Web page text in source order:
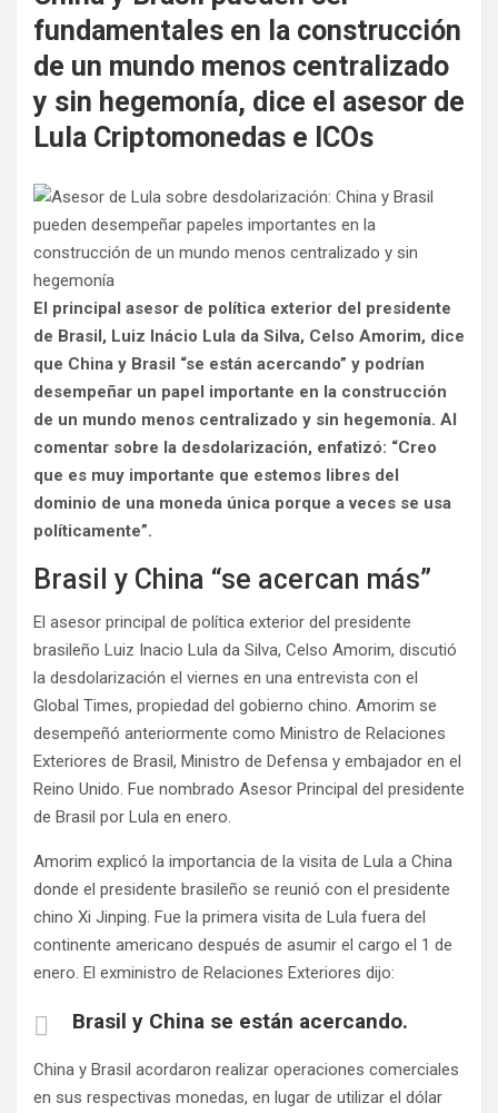
fundamentales en la construcción
de un mundo menos centralizado
y sin hegemonía, dice el asesor de
Lula Criptomonedas e ICOs
El principal asesor de política exterior del presidente
de Brasil, Luiz Inácio Lula da Silva, Celso Amorim, dice
que China y Brasil “se están acercando” y podrían
desempeñar un papel importante en la construcción
de un mundo menos centralizado y sin hegemonía. Al
comentar sobre la desdolarización, enfatizó: “Creo
que es muy importante que estemos libres del
dominio de una moneda única porque a veces se usa
políticamente”.
Brasil y China “se acercan más”
El asesor principal de política exterior del presidente
brasileño Luiz Inacio Lula da Silva, Celso Amorim, discutió
la desdolarización el viernes en una entrevista con el
Global Times, propiedad del gobierno chino. Amorim se
desempeñó anteriormente como Ministro de Relaciones
Exteriores de Brasil, Ministro de Defensa y embajador en el
Reino Unido. Fue nombrado Asesor Principal del presidente
de Brasil por Lula en enero.
Amorim explicó la importancia de la visita de Lula a China
donde el presidente brasileño se reunió con el presidente
chino Xi Jinping. Fue la primera visita de Lula fuera del
continente americano después de asumir el cargo el 1 de
enero. El exministro de Relaciones Exteriores dijo:
Brasil y China se están acercando.
China y Brasil acordaron realizar operaciones comerciales
en sus respectivas monedas, en lugar de utilizar el dólar